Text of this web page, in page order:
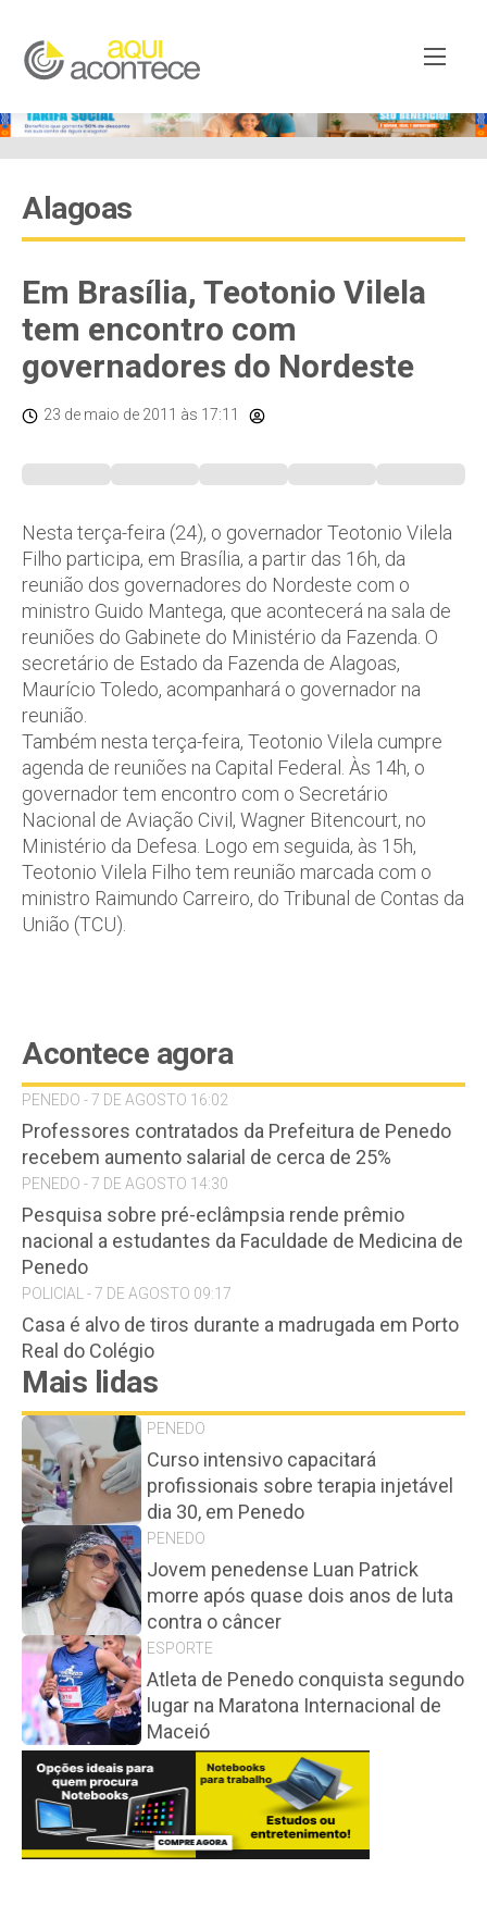
Alagoas
Em Brasília, Teotonio Vilela
tem encontro com
governadores do Nordeste
23 de maio de 2011 às 17:11
Nesta terça-feira (24), o governador Teotonio Vilela
Filho participa, em Brasília, a partir das 16h, da
reunião dos governadores do Nordeste com o
ministro Guido Mantega, que acontecerá na sala de
reuniões do Gabinete do Ministério da Fazenda. O
secretário de Estado da Fazenda de Alagoas,
Maurício Toledo, acompanhará o governador na
reunião.
Também nesta terça-feira, Teotonio Vilela cumpre
agenda de reuniões na Capital Federal. Às 14h, o
governador tem encontro com o Secretário
Nacional de Aviação Civil, Wagner Bitencourt, no
Ministério da Defesa. Logo em seguida, às 15h,
Teotonio Vilela Filho tem reunião marcada com o
ministro Raimundo Carreiro, do Tribunal de Contas da
União (TCU).
Acontece agora
PENEDO - 7 DE AGOSTO 16:02
Professores contratados da Prefeitura de Penedo
recebem aumento salarial de cerca de 25%
PENEDO - 7 DE AGOSTO 14:30
Pesquisa sobre pré-eclâmpsia rende prêmio
nacional a estudantes da Faculdade de Medicina de
Penedo
POLICIAL - 7 DE AGOSTO 09:17
Casa é alvo de tiros durante a madrugada em Porto
Real do Colégio
Mais lidas
PENEDO
Curso intensivo capacitará
profissionais sobre terapia injetável
dia 30, em Penedo
PENEDO
Jovem penedense Luan Patrick
morre após quase dois anos de luta
contra o câncer
ESPORTE
Atleta de Penedo conquista segundo
lugar na Maratona Internacional de
Maceió